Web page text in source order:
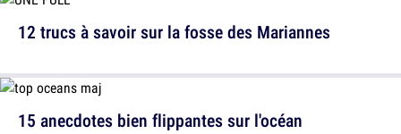
15 anecdotes bien flippantes sur l'océan
12 trucs à savoir sur la fosse des Mariannes